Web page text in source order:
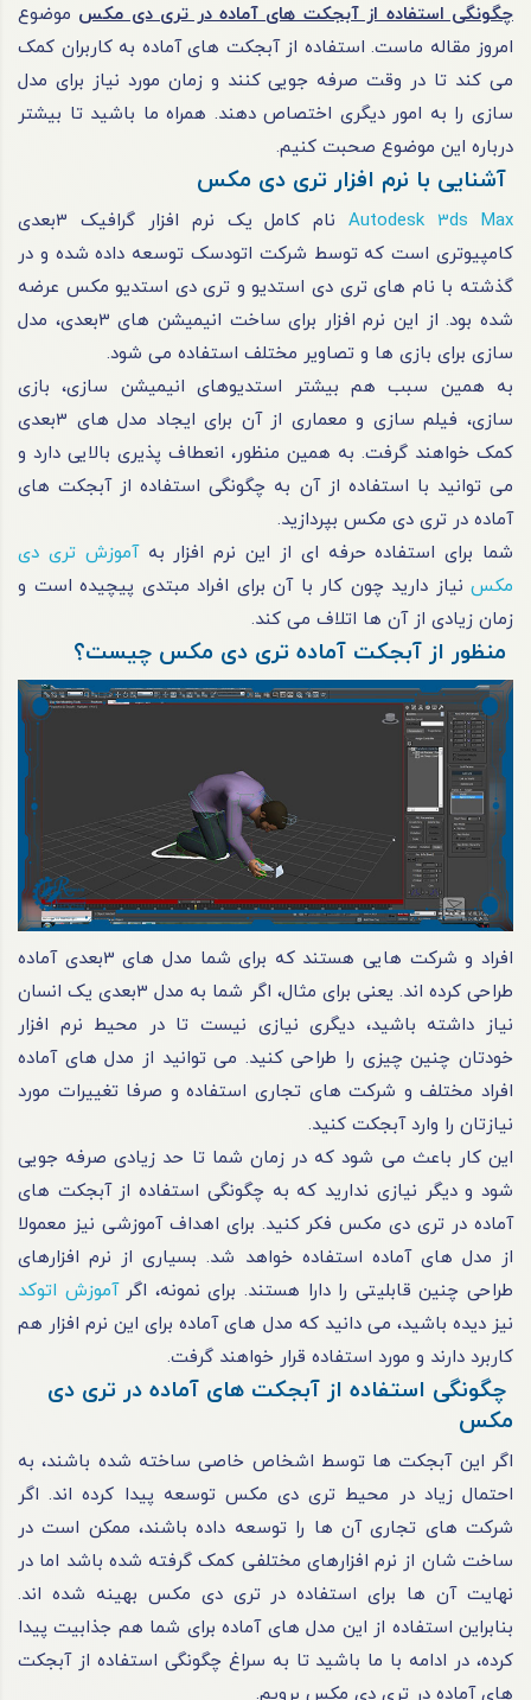
چگونگی استفاده از آبجکت های آماده در تری دی مکس موضوع
امروز مقاله ماست. استفاده از آبجکت‌ های آماده به کاربران کمک
می‌ کند تا در وقت صرفه‌ جویی کنند و زمان مورد نیاز برای مدل‌
سازی را به امور دیگری اختصاص دهند. همراه ما باشید تا بیشتر
درباره این موضوع صحبت کنیم.
آشنایی با نرم‌ افزار تری دی مکس
Autodesk 3ds Max
نام کامل یک نرم‌ افزار گرافیک 3بعدی
کامپیوتری است که توسط شرکت اتودسک توسعه داده شده و در
گذشته با نام‌ های تری دی استدیو و تری دی استدیو مکس عرضه
شده بود. از این نرم‌ افزار برای ساخت انیمیشن‌ های 3بعدی، مدل‌
سازی برای باز‌ی‌ ها و تصاویر مختلف استفاده می‌ شود.
به همین سبب هم بیشتر استدیو‌های انیمیشن‌ سازی، بازی‌
سازی، فیلم‌ سازی و معماری از آن برای ایجاد مدل‌ های 3بعدی
کمک خواهند گرفت. به همین منظور، انعطاف‌ پذیری بالایی دارد و
می توانید با استفاده از آن به چگونگی استفاده از آبجکت های
آماده در تری دی مکس بپردازید.
شما برای استفاده حرفه‌ ای از این نرم‌ افزار بهآموزش تری دی
مکس نیاز دارید چون کار با آن برای افراد مبتدی پیچیده است و
زمان زیادی از آن‌ ها اتلاف می‌ کند.
منظور از آبجکت آماده تری دی مکس چیست؟
افراد و شرکت‌ هایی هستند که برای شما مدل‌ های 3بعدی آماده
طراحی کرد‌ه‌ اند. یعنی برای مثال، اگر شما به مدل 3بعدی یک انسان
نیاز داشته باشید، دیگری نیازی نیست تا در محیط نرم‌ افزار
خودتان چنین چیزی را طراحی کنید. می‌ توانید از مدل‌ های آماده
افراد مختلف و شرکت‌ های تجاری استفاده و صرفا تغییرات مورد
نیازتان را وارد آبجکت کنید.
این کار باعث می‌ شود که در زمان شما تا حد زیادی صرفه‌ جویی
شود و دیگر نیازی ندارید که به چگونگی استفاده از آبجکت های
آماده در تری دی مکس فکر کنید. برای اهداف آموزشی نیز معمولا
از مدل‌ های آماده استفاده خواهد شد. بسیاری از نرم‌ افزار‌های
طراحی چنین قابلیتی را دارا هستند. برای نمونه، اگرآموزش اتوکد
نیز دیده باشید، می‌ دانید که مدل‌ های آماده برای این نرم‌ افزار هم
کاربرد دارند و مورد استفاده قرار خواهند گرفت.
چگونگی استفاده از آبجکت های آماده در تری دی
مکس
اگر این آبجکت‌ ها توسط اشخاص خاصی ساخته شده باشند، به
احتمال زیاد در محیط تری دی مکس توسعه پیدا کرده‌ اند. اگر
شرکت‌ های تجاری آن‌ ها را توسعه داده باشند، ممکن است در
ساخت‌ شان از نرم‌ افزار‌های مختلفی کمک گرفته شده باشد اما در
نهایت آن‌ ها برای استفاده در تری دی مکس بهینه شده‌ اند.
بنابراین استفاده از این مدل‌ های آماده برای شما هم جذابیت پیدا
کرده، در ادامه با ما باشید تا به‌ سراغ چگونگی استفاده از آبجکت